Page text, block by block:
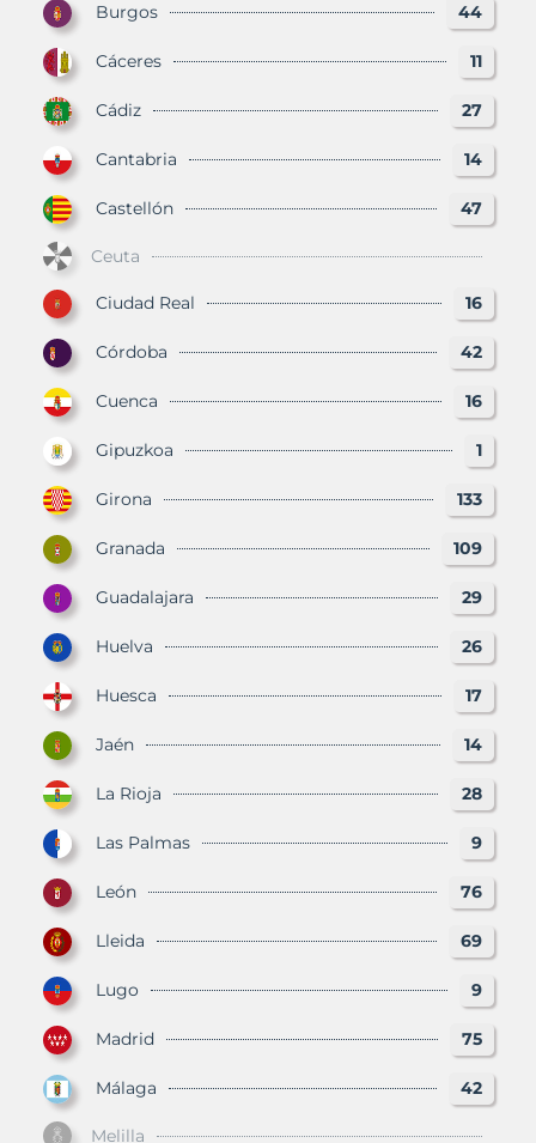
Burgos 44
Cáceres 11
Cádiz 27
Cantabria 14
Castellón 47
Ceuta
Ciudad Real 16
Córdoba 42
Cuenca 16
Gipuzkoa 1
Girona 133
Granada 109
Guadalajara 29
Huelva 26
Huesca 17
Jaén 14
La Rioja 28
Las Palmas 9
León 76
Lleida 69
Lugo 9
Madrid 75
Málaga 42
Melilla